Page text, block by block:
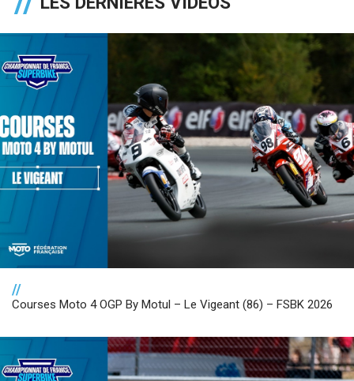
//
Courses Moto 4 OGP By Motul – Le Vigeant (86) – FSBK 2026